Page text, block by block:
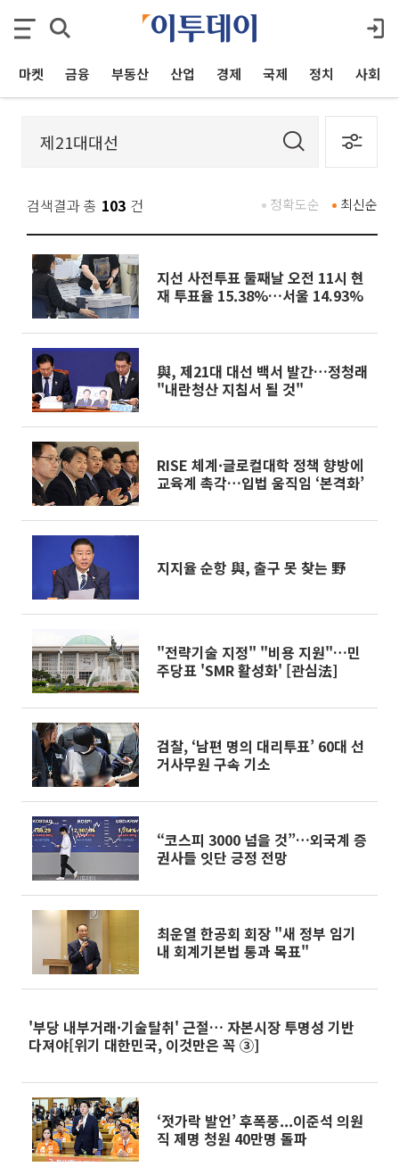
마켓 금융 부동산 산업 경제 국제 정치 사회
검색결과 총 103 건 최신순
정확도순
지선 사전투표 둘째날 오전 11시 현
재 투표율 15.38%…서울 14.93%
與, 제21대 대선 백서 발간…정청래
"내란청산 지침서 될 것"
RISE 체계·글로컬대학 정책 향방에
교육계 촉각…입법 움직임 ‘본격화’
지지율 순항 與, 출구 못 찾는 野
"전략기술 지정" "비용 지원"…민
주당표 'SMR 활성화' [관심法]
검찰, ‘남편 명의 대리투표’ 60대 선
거사무원 구속 기소
“코스피 3000 넘을 것”…외국계 증
권사들 잇단 긍정 전망
최운열 한공회 회장 "새 정부 임기
내 회계기본법 통과 목표"
'부당 내부거래·기술탈취' 근절… 자본시장 투명성 기반
다져야[위기 대한민국, 이것만은 꼭 ③]
‘젓가락 발언’ 후폭풍...이준석 의원
직 제명 청원 40만명 돌파